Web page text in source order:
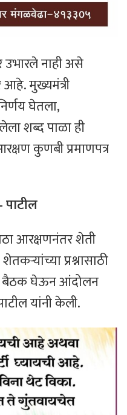
उभारले नाही असे
आहे. मुख्यमंत्री
घेतला,
शब्द पाळा ही
कुणबी प्रमाणपत्र
पाटील
आरक्षणनंतर शेती
प्रश्नासाठी
बैठक घेऊन आंदोलन
यांनी केली.